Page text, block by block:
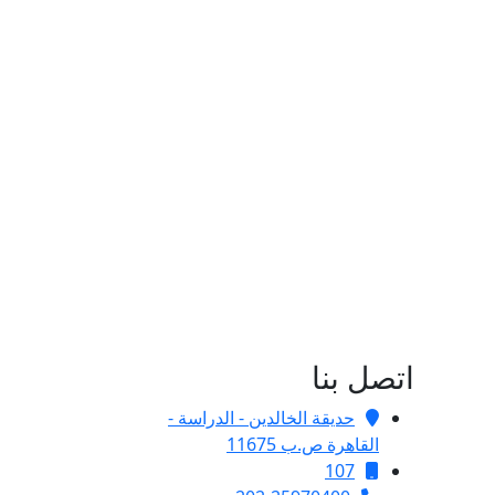
اتصل بنا
حديقة الخالدين - الدراسة -
القاهرة ص.ب 11675
107